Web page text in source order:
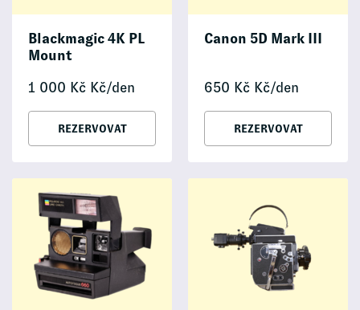
Blackmagic 4K PL
Mount
1 000 Kč Kč/den
REZERVOVAT
Canon 5D Mark III
650 Kč Kč/den
REZERVOVAT